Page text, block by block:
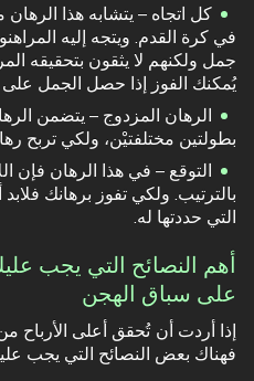
كل اتجاه – يتشابه هذا
في كرة القدم. ويتجه إليه
جمل ولكنهم لا يثقون بتحقيقه
يُمكنك الفوز إذا حصل الجمل على
الرهان المزدوج – يتضمن
بطولتين مختلفتيْن، ولكي تربح
التوقع – في هذا الرهان فإن
بالترتيب. ولكي تفوز برهانك
التي حددتها له.
أهم النصائح التي يجب
على سباق الهجن
إذا أردت أن تُحقق أعلى الأرباح
فهناك بعض النصائح التي يجب